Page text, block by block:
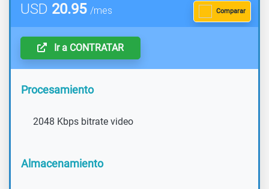
Comparar
USD 20.95 /mes
Ir a CONTRATAR
Procesamiento
2048 Kbps bitrate video
Almacenamiento